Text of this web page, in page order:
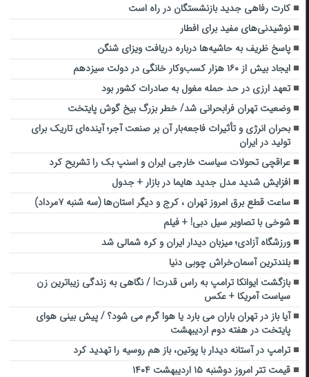
کارت رفاهی جدید بازنشستگان در راه است
نوشیدنی‌های مفید برای افطار
پاسخ ظریف به حاشیه‌ها درباره دریافت ویزای شنگن
ایجاد بیش از ۱۶۰ هزار کسب‌وکار خانگی در دولت سیزدهم
تعهد ارزی در حد حمله مغول به صادرات کشور بود
وضعیت تهران فرابحرانی شد/ خطر بزرگ بیخ گوش پایتخت
بحران انرژی و تأثیرات فاجعه‌بار آن بر صنعت آجر؛ آینده‌ای تاریک برای
تولید در ایران
عراقچی تحولات سیاست خارجی ایران و اسنپ بک را تشریح کرد
افزایش شدید مدل جدید هایما در بازار + جدول
ساعت قطع برق امروز تهران ، کرج و دیگر استان‌ها (سه شنبه ۷مرداد)
شوخی با تصاویر سیل دبی! + فیلم
ورزشگاه آزادی؛ میزبان دیدار ایران و کره شمالی شد
بلندترین آسمان‌خراش چوبی دنیا
بازگشت ایوانکا ترامپ به راس قدرت! / نگاهی به زندگی زیباترین زن
سیاست آمریکا + عکس
آیا باز در تهران باران می بارد یا هوا گرم می شود؟ / پیش بینی هوای
پایتخت در هفته دوم اردیبهشت
ترامپ در آستانه دیدار با پوتین، باز هم روسیه را تهدید کرد
قیمت تتر امروز دوشنبه ۱۵ اردیبهشت ۱۴۰۴